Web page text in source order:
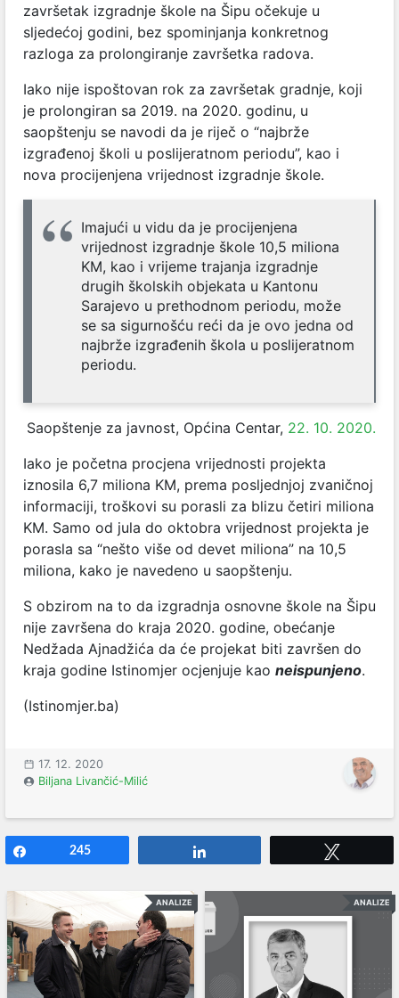
završetak izgradnje škole na Šipu očekuje u
sljedećoj godini, bez spominjanja konkretnog
razloga za prolongiranje završetka radova.
Iako nije ispoštovan rok za završetak gradnje, koji
je prolongiran sa 2019. na 2020. godinu, u
saopštenju se navodi da je riječ o “najbrže
izgrađenoj školi u poslijeratnom periodu”, kao i
nova procijenjena vrijednost izgradnje škole.
Imajući u vidu da je procijenjena
vrijednost izgradnje škole 10,5 miliona
KM, kao i vrijeme trajanja izgradnje
drugih školskih objekata u Kantonu
Sarajevo u prethodnom periodu, može
se sa sigurnošću reći da je ovo jedna od
najbrže izgrađenih škola u poslijeratnom
periodu.
Saopštenje za javnost, Općina Centar, 22. 10. 2020.
Iako je početna procjena vrijednosti projekta
iznosila 6,7 miliona KM, prema posljednjoj zvaničnoj
informaciji, troškovi su porasli za blizu četiri miliona
KM. Samo od jula do oktobra vrijednost projekta je
porasla sa “nešto više od devet miliona” na 10,5
miliona, kako je navedeno u saopštenju.
S obzirom na to da izgradnja osnovne škole na Šipu
nije završena do kraja 2020. godine, obećanje
Nedžada Ajnadžića da će projekat biti završen do
kraja godine Istinomjer ocjenjuje kao neispunjeno.
(Istinomjer.ba)
17. 12. 2020
Biljana Livančić-Milić
245
ANALIZE ANALIZE